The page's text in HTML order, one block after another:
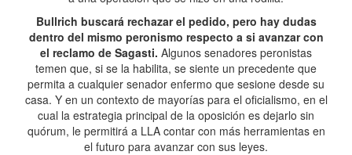
Bullrich buscará rechazar el pedido, pero hay dudas
dentro del mismo peronismo respecto a si avanzar con
el reclamo de Sagasti. Algunos senadores peronistas
temen que, si se la habilita, se siente un precedente que
permita a cualquier senador enfermo que sesione desde su
casa. Y en un contexto de mayorías para el oficialismo, en el
cual la estrategia principal de la oposición es dejarlo sin
quórum, le permitirá a LLA contar con más herramientas en
el futuro para avanzar con sus leyes.